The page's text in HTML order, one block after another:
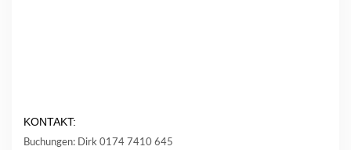
KONTAKT:
Buchungen: Dirk 0174 7410 645